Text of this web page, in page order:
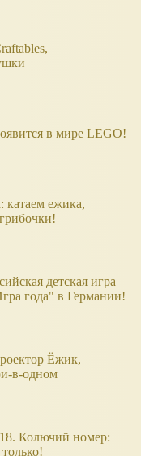
в мире LEGO!
катаем ежика,
детская игра
года" в Германии!
Ёжик,
в-одном
Колючий номер: